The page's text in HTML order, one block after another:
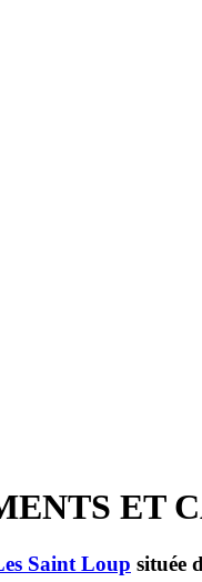
ET
Saint Loup située